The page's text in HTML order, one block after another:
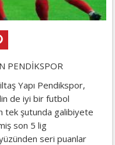
PENDİKSPOR
Yapı Pendikspor,
de iyi bir futbol
tek şutunda galibiyete
son 5 lig
seri puanlar